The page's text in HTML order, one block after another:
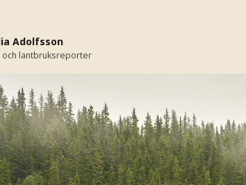
Adolfsson
och lantbruksreporter